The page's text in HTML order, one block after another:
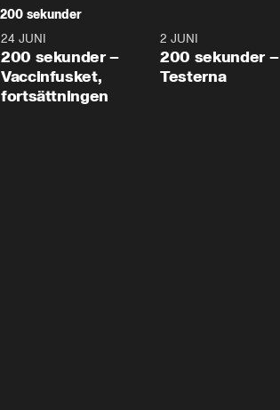
200 sekunder
5:00
24 JUNI
200 sekunder –
Vaccinfusket,
fortsättningen
2 JUNI
200 sekunder –
Testerna